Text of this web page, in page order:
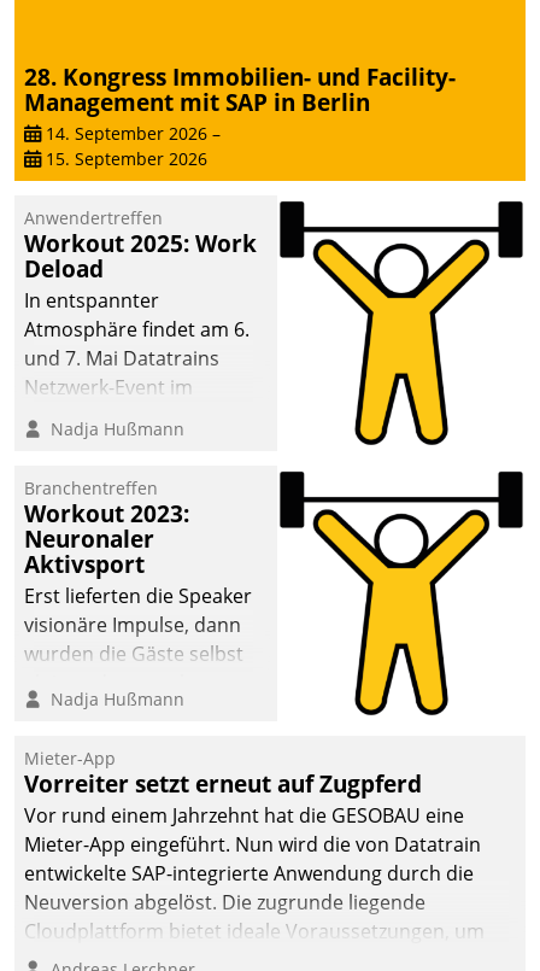
28. Kongress Immobilien- und Facility-
Management mit SAP in Berlin
14. September 2026 –
15. September 2026
Anwendertreffen
Workout 2025: Work
Deload
In entspannter
Atmosphäre findet am 6.
und 7. Mai Datatrains
Netzwerk-Event im
Kunden- und Partnerkreis
statt. Zentrale Frage: Wie
Mammutprojekte
meistern und Workloads
wuppen – bei zunehmend
anspruchsvollen
Aufgaben und
abnehmendem
Nadja Hußmann
Branchentreffen
Workout 2023:
Neuronaler
Aktivsport
Erst lieferten die Speaker
visionäre Impulse, dann
wurden die Gäste selbst
methodisch
Quartier. Dazwischen
zeigte Datatrain, was es
Neues zu bieten hat.
Nadja Hußmann
Mieter-App
Vorreiter setzt erneut auf Zugpferd
Vor rund einem Jahrzehnt hat die GESOBAU eine
Mieter-App eingeführt. Nun wird die von Datatrain
entwickelte SAP-integrierte Anwendung durch die
Neuversion abgelöst. Die zugrunde liegende
Cloudplattform bietet ideale Voraussetzungen, um
die Funktionalität der App zu erweitern und weitere